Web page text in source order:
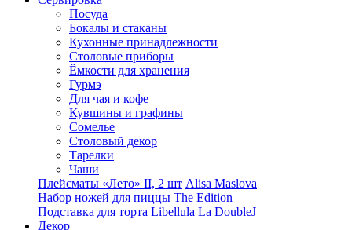
Посуда
Бокалы и стаканы
Кухонные принадлежности
Столовые приборы
Ëмкости для хранения
Гурмэ
Для чая и кофе
Кувшины и графины
Сомелье
Столовый декор
Тарелки
Чаши
Плейсматы «Лето» II, 2 шт Alisa Maslova
Набор ножей для пиццы The Edition
Подставка для торта Libellula La DoubleJ
Декор